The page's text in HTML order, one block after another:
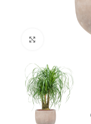
Klik om te